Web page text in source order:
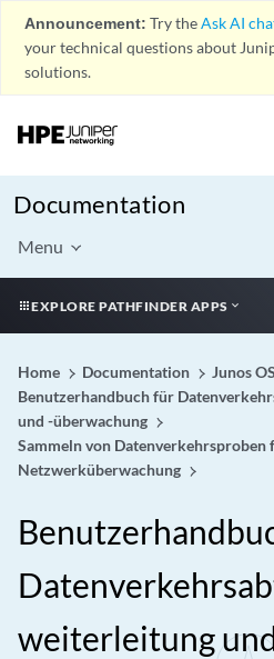
Announcement: Try theAsk AI
your technical questions about
solutions.
Documentation
Menu
EXPLORE PATHFINDER APPS
Home Documentation
Junos OS
Benutzerhandbuch für
und -überwachung
Sammeln von Datenverkehrsproben
Netzwerküberwachung
weiterleitung